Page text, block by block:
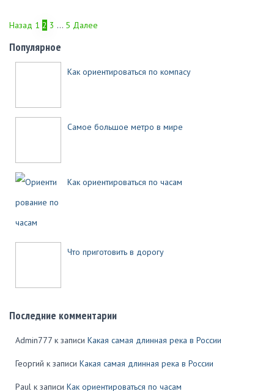
Навигация
Назад 1 2 3 … 5 Далее
Популярное
Как ориентироваться по компасу
Самое большое метро в мире
Как ориентироваться по часам
Что приготовить в дорогу
Последние комментарии
Admin777 к записи Какая самая длинная река в России
Георгий к записи Какая самая длинная река в России
Paul к записи Как ориентироваться по часам